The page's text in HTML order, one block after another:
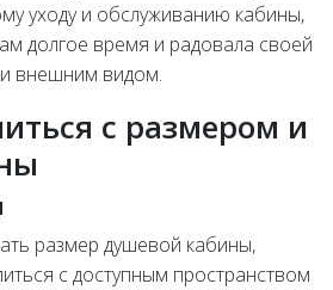
уходу и обслуживанию кабины,
долгое время и радовала своей
внешним видом.
с размером и
размер душевой кабины,
с доступным пространством